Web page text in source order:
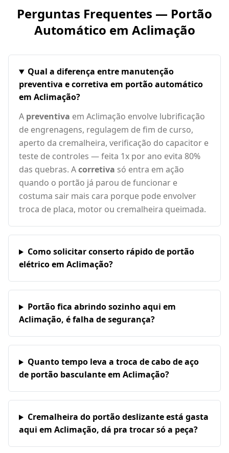
Perguntas Frequentes — Portão
Automático em Aclimação
Qual a diferença entre manutenção
preventiva e corretiva em portão automático
em Aclimação?
A preventiva em Aclimação envolve lubrificação
de engrenagens, regulagem de fim de curso,
aperto da cremalheira, verificação do capacitor e
teste de controles — feita 1x por ano evita 80%
das quebras. Acorretiva só entra em ação
quando o portão já parou de funcionar e
costuma sair mais cara porque pode envolver
troca de placa, motor ou cremalheira queimada.
Como solicitar conserto rápido de portão
elétrico em Aclimação?
Portão fica abrindo sozinho aqui em
Aclimação, é falha de segurança?
Quanto tempo leva a troca de cabo de aço
de portão basculante em Aclimação?
Cremalheira do portão deslizante está gasta
aqui em Aclimação, dá pra trocar só a peça?